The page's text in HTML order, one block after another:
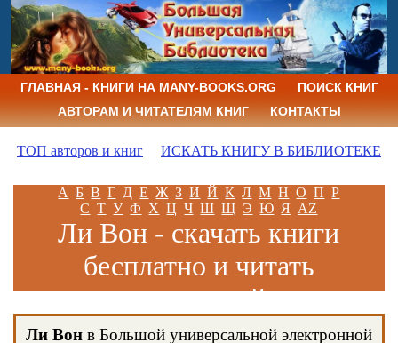
ГЛАВНАЯ - КНИГИ НА MANY-BOOKS.ORG
ПОИСК КНИГ
АВТОРАМ И ЧИТАТЕЛЯМ КНИГ
КОНТАКТЫ
ТОП авторов и книг ИСКАТЬ КНИГУ В БИБЛИОТЕКЕ
А Б В Г Д Е Ж З И Й К Л М Н О П Р
С Т У Ф Х Ц Ч Ш Щ Э Ю Я AZ
Ли Вон - скачать книги
бесплатно и читать
книги онлайн
Ли Вон в Большой универсальной электронной